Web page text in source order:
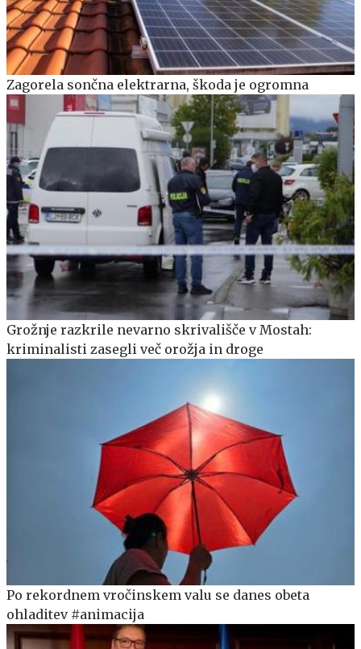
Zagorela sončna elektrarna, škoda je ogromna
Grožnje razkrile nevarno skrivališče v Mostah:
kriminalisti zasegli več orožja in droge
Po rekordnem vročinskem valu se danes obeta
ohladitev #animacija